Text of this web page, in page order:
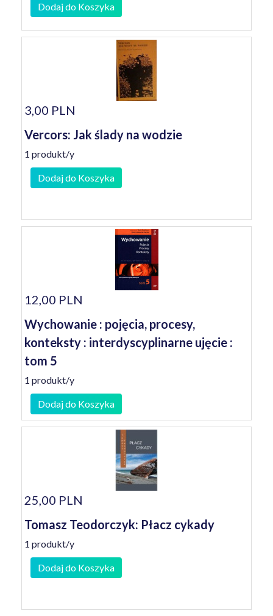
Dodaj do Koszyka
3,00 PLN
Vercors: Jak ślady na wodzie
1 produkt/y
Dodaj do Koszyka
12,00 PLN
Wychowanie : pojęcia, procesy,
konteksty : interdyscyplinarne ujęcie :
tom 5
1 produkt/y
Dodaj do Koszyka
25,00 PLN
Tomasz Teodorczyk: Płacz cykady
1 produkt/y
Dodaj do Koszyka